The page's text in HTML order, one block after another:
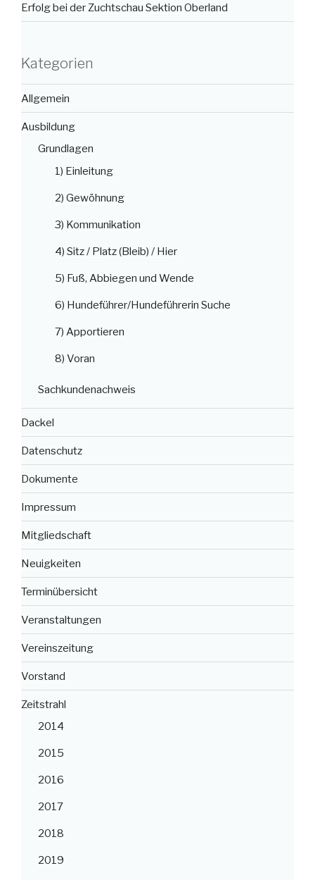
Erfolg bei der Zuchtschau Sektion Oberland
Kategorien
Allgemein
Ausbildung
Grundlagen
1) Einleitung
2) Gewöhnung
3) Kommunikation
4) Sitz / Platz (Bleib) / Hier
5) Fuß, Abbiegen und Wende
6) Hundeführer/Hundeführerin Suche
7) Apportieren
8) Voran
Sachkundenachweis
Dackel
Datenschutz
Dokumente
Impressum
Mitgliedschaft
Neuigkeiten
Terminübersicht
Veranstaltungen
Vereinszeitung
Vorstand
Zeitstrahl
2014
2015
2016
2017
2018
2019